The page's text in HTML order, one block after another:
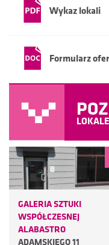
Wykaz lokali
Formularz
GALERIA SZTUKI
WSPÓŁCZESNEJ
ALABASTRO
ADAMSKIEGO 11